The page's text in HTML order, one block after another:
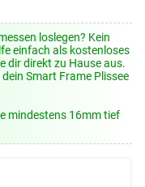
loslegen? Kein
einfach als kostenloses
dir direkt zu Hause aus.
Smart Frame Plissee
mindestens 16mm tief